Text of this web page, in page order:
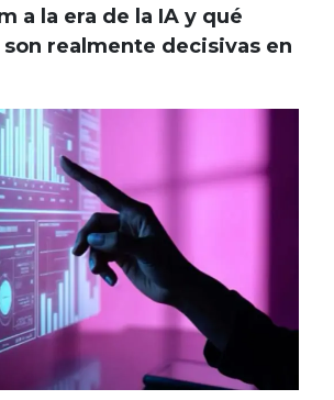
a la era de la IA y qué
realmente decisivas en